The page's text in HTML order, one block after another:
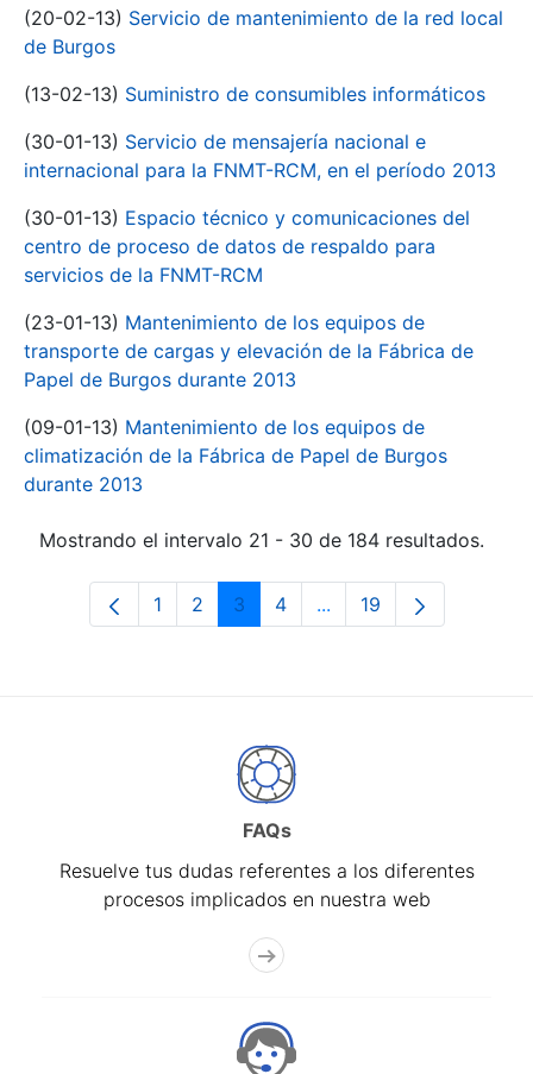
(20-02-13) Servicio de mantenimiento de la red local
de Burgos
(13-02-13) Suministro de consumibles informáticos
(30-01-13) Servicio de mensajería nacional e
internacional para la FNMT-RCM, en el período 2013
(30-01-13) Espacio técnico y comunicaciones del
centro de proceso de datos de respaldo para
servicios de la FNMT-RCM
(23-01-13) Mantenimiento de los equipos de
transporte de cargas y elevación de la Fábrica de
Papel de Burgos durante 2013
(09-01-13) Mantenimiento de los equipos de
climatización de la Fábrica de Papel de Burgos
durante 2013
Mostrando el intervalo 21 - 30 de 184 resultados.
Página
1 Página
2 Página
3 Página
4 ...Páginas intermedias
Página
19
FAQs
Resuelve tus dudas referentes a los diferentes
procesos implicados en nuestra web